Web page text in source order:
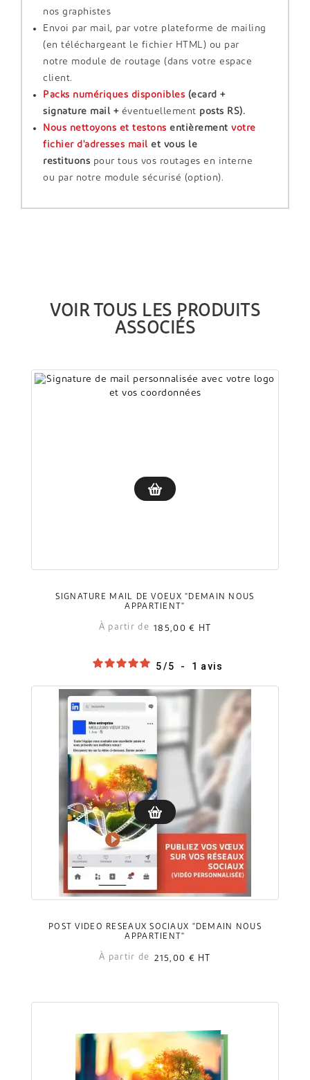
nos graphistes
Envoi par mail, par votre plateforme de mailing
(en téléchargeant le fichier HTML) ou par
notre module de routage (dans votre espace
client.
Packs numériques disponibles (ecard +
signature mail + éventuellement posts RS).
Nous nettoyons et testons entièrement votre
fichier d'adresses mail et vous le
restituons pour tous vos routages en interne
ou par notre module sécurisé (option).
VOIR TOUS LES PRODUITS
ASSOCIÉS
SIGNATURE MAIL DE VOEUX "DEMAIN NOUS
APPARTIENT"
À partir de 185,00 € HT
5/5 - 1 avis
POST VIDÉO RÉSEAUX SOCIAUX "DEMAIN NOUS
APPARTIENT"
À partir de 215,00 € HT